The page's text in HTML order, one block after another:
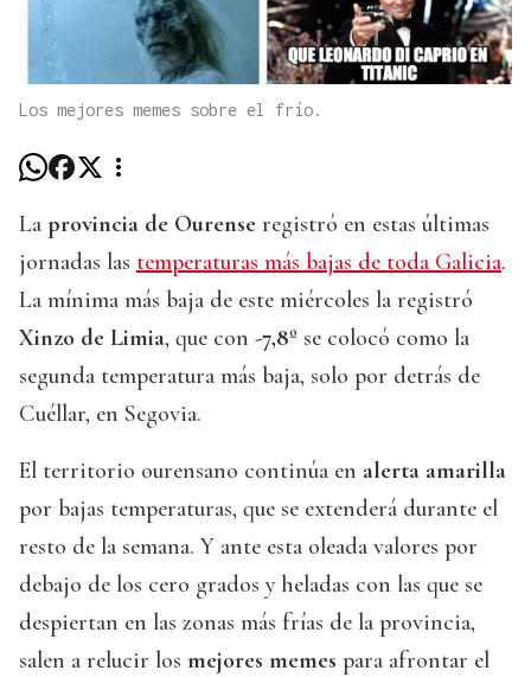
Los mejores memes sobre el frío.
La provincia de Ourense registró en estas últimas
jornadas las temperaturas más bajas de toda Galicia.
La mínima más baja de este miércoles la registró
Xinzo de Limia, que con -7,8º se colocó como la
segunda temperatura más baja, solo por detrás de
Cuéllar, en Segovia.
El territorio ourensano continúa en alerta amarilla
por bajas temperaturas, que se extenderá durante el
resto de la semana. Y ante esta oleada valores por
debajo de los cero grados y heladas con las que se
despiertan en las zonas más frías de la provincia,
salen a relucir los mejores memes para afrontar el